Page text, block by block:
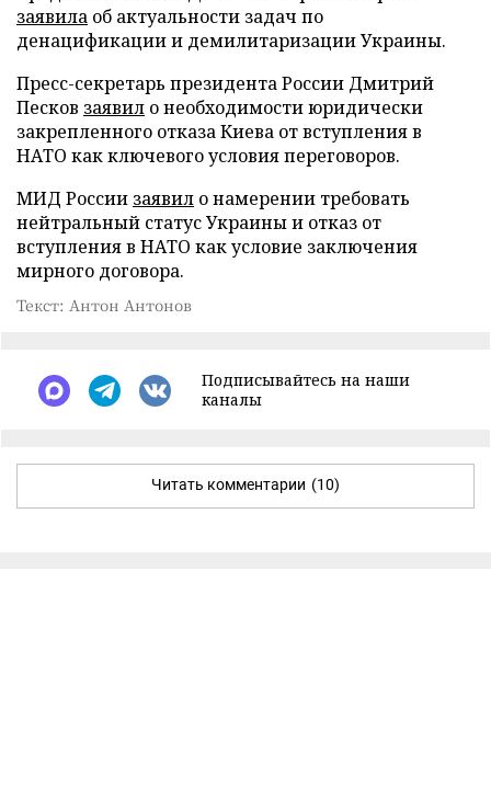
заявила об актуальности задач по
денацификации и демилитаризации Украины.
Пресс-секретарь президента России Дмитрий
Песков заявил о необходимости юридически
закрепленного отказа Киева от вступления в
НАТО как ключевого условия переговоров.
МИД России заявил о намерении требовать
нейтральный статус Украины и отказ от
вступления в НАТО как условие заключения
мирного договора.
Текст: Антон Антонов
Подписывайтесь на наши
каналы
Читать комментарии (10)